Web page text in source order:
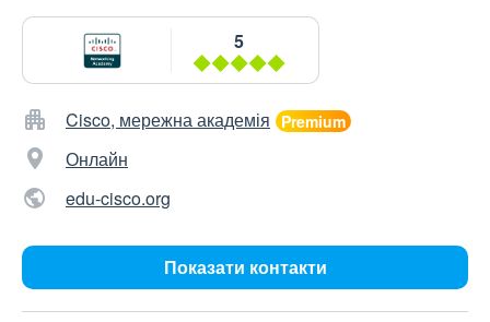
5
Cisco, мережна академія
Онлайн
edu-cisco.org
Показати контакти